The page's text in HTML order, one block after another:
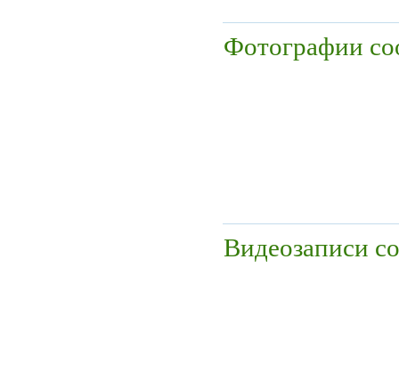
Фотографии
Видеозаписи